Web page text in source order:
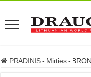
PRADINIS - Mirties -